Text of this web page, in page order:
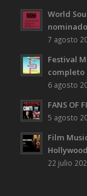
World
7 agosto
Festival
completo
6 agosto
FANS OF
5 agosto
Film
22 julio